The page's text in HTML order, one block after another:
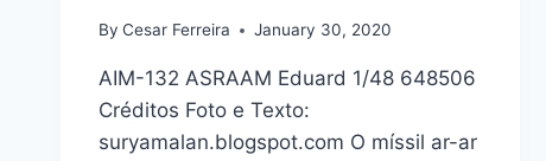
By Cesar Ferreira January 30, 2020
AIM-132 ASRAAM Eduard 1/48 648506
Créditos Foto e Texto:
suryamalan.blogspot.com O míssil ar-ar